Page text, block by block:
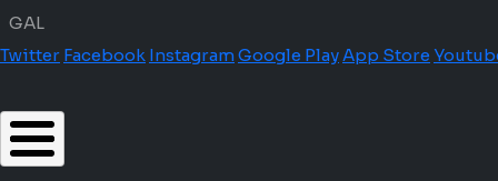
GAL
Twitter Facebook InstagramGoogle PlayApp Store